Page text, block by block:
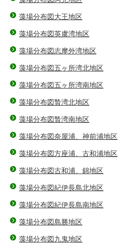
藻場分布図大王地区
藻場分布図英虞湾地区
藻場分布図志摩外湾地区
藻場分布図五ヶ所湾北地区
藻場分布図五ヶ所湾南地区
藻場分布図贄湾北地区
藻場分布図贄湾南地区
藻場分布図奈屋浦、神前浦地区
藻場分布図方座浦、古和浦地区
藻場分布図古和浦、錦地区
藻場分布図紀伊長島北地区
藻場分布図紀伊長島南地区
藻場分布図島勝地区
藻場分布図九鬼地区